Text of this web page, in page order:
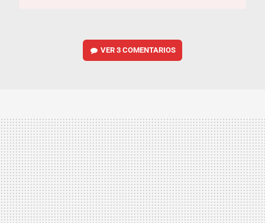
VER3 COMENTARIOS